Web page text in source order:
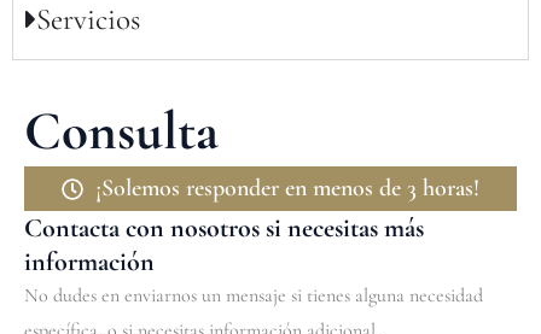
Servicios
Consulta
¡Solemos responder en menos de 3 horas!
Contacta con nosotros si necesitas más
información
No dudes en enviarnos un mensaje si tienes alguna necesidad